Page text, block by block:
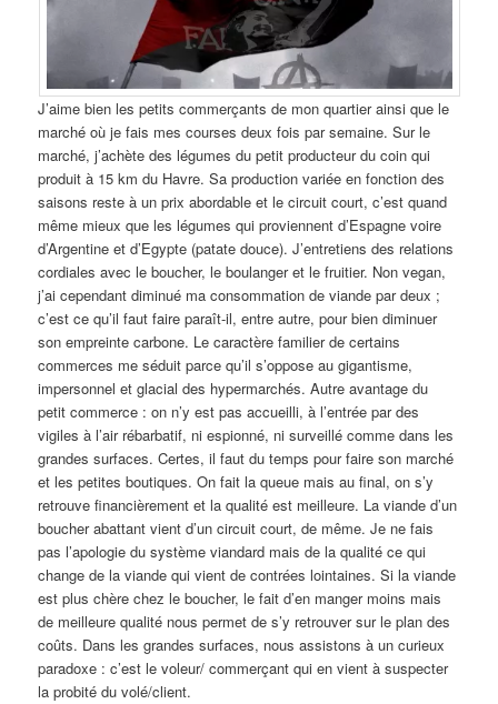
J’aime bien les petits commerçants de mon quartier ainsi que le
marché où je fais mes courses deux fois par semaine. Sur le
marché, j’achète des légumes du petit producteur du coin qui
produit à 15 km du Havre. Sa production variée en fonction des
saisons reste à un prix abordable et le circuit court, c’est quand
même mieux que les légumes qui proviennent d’Espagne voire
d’Argentine et d’Egypte (patate douce). J’entretiens des relations
cordiales avec le boucher, le boulanger et le fruitier. Non vegan,
j’ai cependant diminué ma consommation de viande par deux ;
c’est ce qu’il faut faire paraît-il, entre autre, pour bien diminuer
son empreinte carbone. Le caractère familier de certains
commerces me séduit parce qu’il s’oppose au gigantisme,
impersonnel et glacial des hypermarchés. Autre avantage du
petit commerce : on n’y est pas accueilli, à l’entrée par des
vigiles à l’air rébarbatif, ni espionné, ni surveillé comme dans les
grandes surfaces. Certes, il faut du temps pour faire son marché
et les petites boutiques. On fait la queue mais au final, on s’y
retrouve financièrement et la qualité est meilleure. La viande d’un
boucher abattant vient d’un circuit court, de même. Je ne fais
pas l’apologie du système viandard mais de la qualité ce qui
change de la viande qui vient de contrées lointaines. Si la viande
est plus chère chez le boucher, le fait d’en manger moins mais
de meilleure qualité nous permet de s’y retrouver sur le plan des
coûts. Dans les grandes surfaces, nous assistons à un curieux
paradoxe : c’est le voleur/ commerçant qui en vient à suspecter
la probité du volé/client.